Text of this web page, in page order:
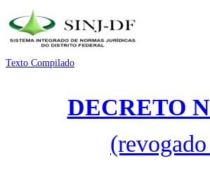
Texto Compilado
DECRETO